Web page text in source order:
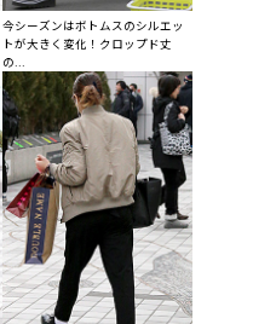
今シーズンはボトムスのシルエッ
トが大きく変化！クロップド丈
の...